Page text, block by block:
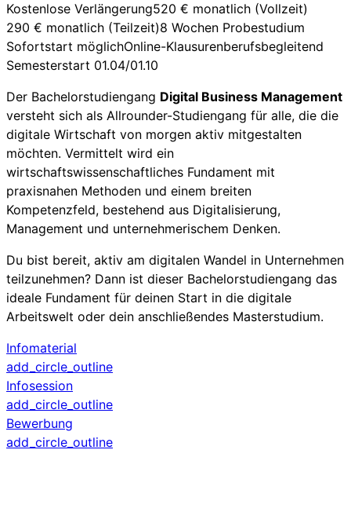
Kostenlose Verlängerung520 € monatlich (Vollzeit)
290 € monatlich (Teilzeit)8 Wochen Probestudium
Sofortstart möglichOnline-Klausurenberufsbegleitend
Semesterstart 01.04/01.10
Der Bachelorstudiengang Digital Business Management
versteht sich als Allrounder-Studiengang für alle, die die
digitale Wirtschaft von morgen aktiv mitgestalten
möchten. Vermittelt wird ein
wirtschaftswissenschaftliches Fundament mit
praxisnahen Methoden und einem breiten
Kompetenzfeld, bestehend aus Digitalisierung,
Management und unternehmerischem Denken.
Du bist bereit, aktiv am digitalen Wandel in Unternehmen
teilzunehmen? Dann ist dieser Bachelorstudiengang das
ideale Fundament für deinen Start in die digitale
Arbeitswelt oder dein anschließendes Masterstudium.
Infomaterial
add_circle_outline
Infosession
add_circle_outline
Bewerbung
add_circle_outline